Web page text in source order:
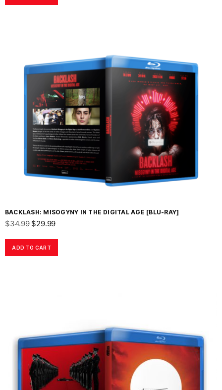
BACKLASH: MISOGYNY IN THE DIGITAL AGE [BLU-RAY]
$34.99 $29.99
ADD TO CART